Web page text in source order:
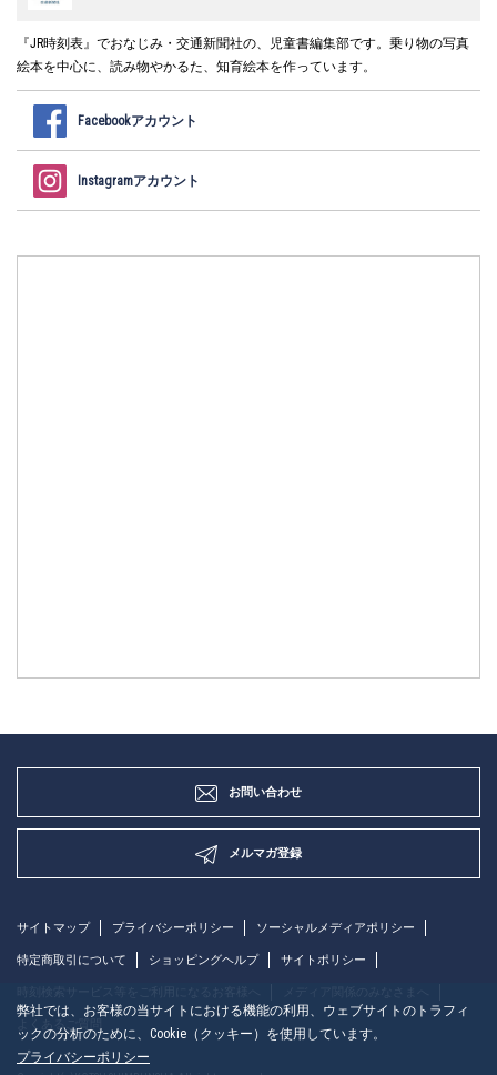
『JR時刻表』でおなじみ・交通新聞社の、児童書編集部です。乗り物の写真
絵本を中心に、読み物やかるた、知育絵本を作っています。
Facebookアカウント
Instagramアカウント
お問い合わせ
メルマガ登録
サイトマップ プライバシーポリシー ソーシャルメディアポリシー
特定商取引について ショッピングヘルプ サイトポリシー
よくあるご質問
弊社では、お客様の当サイトにおける機能の利用、ウェブサイトのトラフィ
ックの分析のために、Cookie（クッキー）を使用しています。
プライバシーポリシー